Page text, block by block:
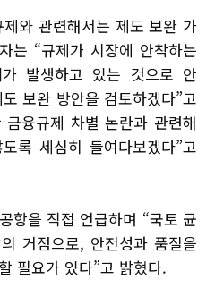
와 관련해서는 제도 보완 가
는 “규제가 시장에 안착하는
발생하고 있는 것으로 안
보완 방안을 검토하겠다”고
융규제 차별 논란과 관련해
록 세심히 들여다보겠다”고
항을 직접 언급하며 “국토 균
거점으로, 안전성과 품질을
필요가 있다”고 밝혔다.